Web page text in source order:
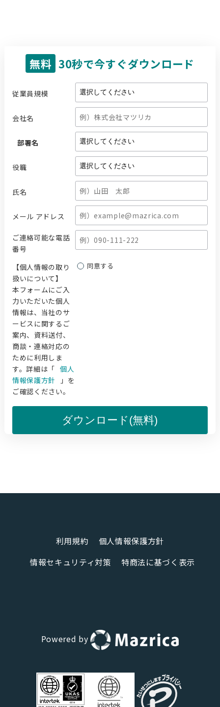
無料 30秒で今すぐダウンロード
従業員規模
会社名
部署名
役職
氏名
メール アドレス
ご連絡可能な電話
番号
【個人情報の取り
扱いについて】
本フォームにご入
力いただいた個人
情報は、当社のサ
ービスに関するご
案内、資料送付、
商談・連絡対応の
ために利用しま
す。詳細は「 個人
情報保護方針
」を
ご確認ください。
同意する
ダウンロード(無料)
利用規約
個人情報保護方針
情報セキュリティ対策
特商法に基づく表示
Powered by